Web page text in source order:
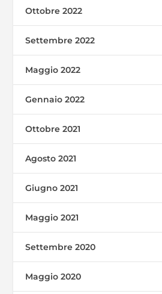
Ottobre 2022
Settembre 2022
Maggio 2022
Gennaio 2022
Ottobre 2021
Agosto 2021
Giugno 2021
Maggio 2021
Settembre 2020
Maggio 2020